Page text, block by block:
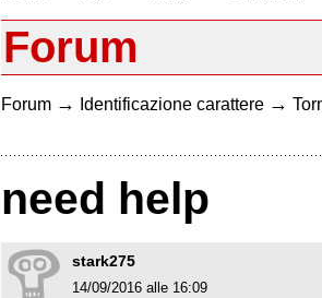
Forum
Forum → Identificazione carattere →
need help
stark275
14/09/2016 alle 16:09